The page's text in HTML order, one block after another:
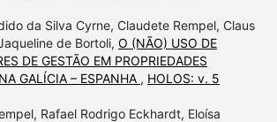
da Silva Cyrne, Claudete Rempel, Claus
de Bortoli, O (NÃO) USO DE
DE GESTÃO EM PROPRIEDADES
GALÍCIA – ESPANHA , HOLOS: v. 5
Rafael Rodrigo Eckhardt, Eloísa